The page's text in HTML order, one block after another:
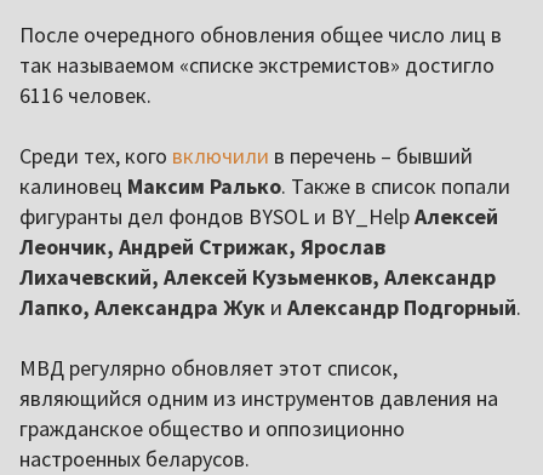
После очередного обновления общее число лиц в
так называемом «списке экстремистов» достигло
6116 человек.
Среди тех, кого включили в перечень – бывший
калиновец Максим Ралько. Также в список попали
фигуранты дел фондов BYSOL и BY_HelpАлексей
Леончик, Андрей Стрижак, Ярослав
Лихачевский, Алексей Кузьменков, Александр
Лапко, Александра Жук и Александр Подгорный.
МВД регулярно обновляет этот список,
являющийся одним из инструментов давления на
гражданское общество и оппозиционно
настроенных беларусов.